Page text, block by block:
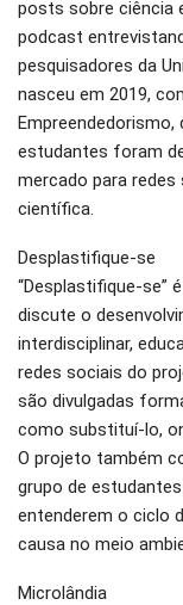
posts sobre ciência
podcast
pesquisadores da
nasceu em 2019,
Empreendedorismo,
estudantes foram
mercado para
científica.
Desplastifique-se
“Desplastifique-se”
discute o
interdisciplinar,
redes sociais do
são divulgadas
como substituí-lo,
O projeto também
grupo de
entenderem o ciclo
causa no meio
Microlândia